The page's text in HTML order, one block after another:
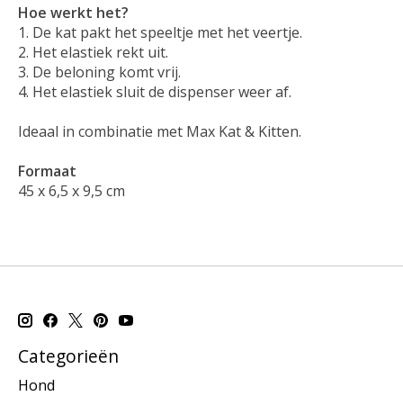
Hoe werkt het?
1. De kat pakt het speeltje met het veertje.
2. Het elastiek rekt uit.
3. De beloning komt vrij.
4. Het elastiek sluit de dispenser weer af.
Ideaal in combinatie met Max Kat & Kitten.
Formaat
45 x 6,5 x 9,5 cm
Categorieën
Hond